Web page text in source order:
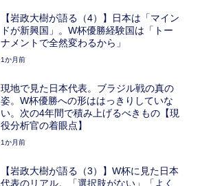
【岩政大樹が語る（4）】日本は「マイン
ドが新興国」。W杯優勝経験国は「トー
ナメントで全然変わるから」
1か月前
現地で見た日本代表。ブラジル戦の真の
姿。W杯優勝への形ははっきりしていな
い。次の4年間で積み上げるべきもの【現
役分析官の着眼点】
1か月前
【岩政大樹が語る（3）】W杯に見た日本
代表のリアル。「選択肢がない」「よく